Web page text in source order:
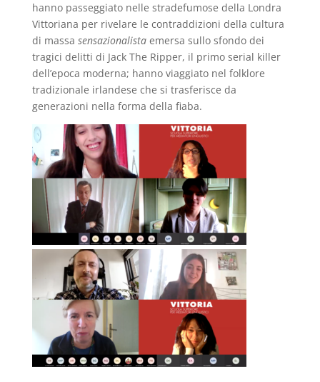
hanno passeggiato nelle stradefumose della Londra
Vittoriana per rivelare le contraddizioni della cultura
di massa sensazionalistaemersa sullo sfondo dei
tragici delitti di Jack The Ripper, il primo serial killer
dell’epoca moderna; hanno viaggiato nel folklore
tradizionale irlandese che si trasferisce da
generazioni nella forma della fiaba.